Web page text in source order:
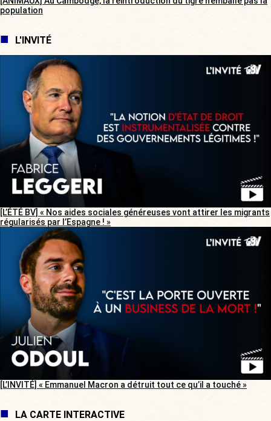
population
L'INVITÉ
[L’ÉTÉ BV] « Nos aides sociales généreuses vont attirer les migrants
régularisés par l’Espagne ! »
[L’INVITÉ] « Emmanuel Macron a détruit tout ce qu’il a touché »
LA CARTE INTERACTIVE